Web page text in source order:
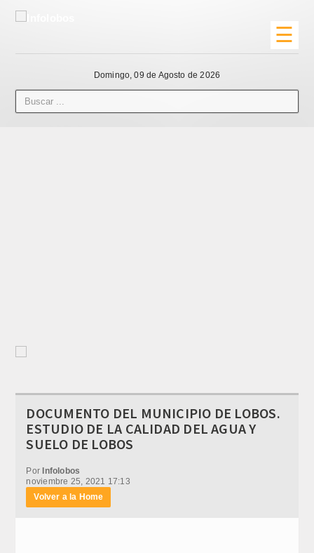
☰
Domingo, 09 de Agosto de 2026
DOCUMENTO DEL MUNICIPIO DE LOBOS.
ESTUDIO DE LA CALIDAD DEL AGUA Y
SUELO DE LOBOS
Por Infolobos
noviembre 25, 2021 17:13
Volver a la Home